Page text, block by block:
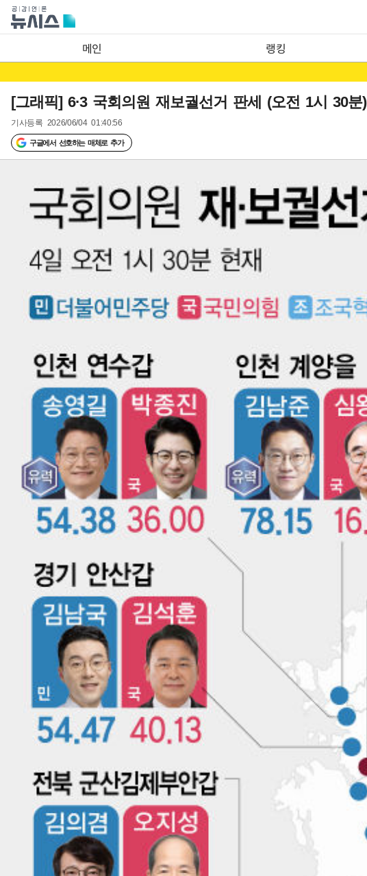
메인 랭킹
[그래픽] 6·3 국회의원 재보궐선거 판세 (오전 1시 30분)
기사등록 2026/06/04 01:40:56
구글에서 선호하는 매체로 추가